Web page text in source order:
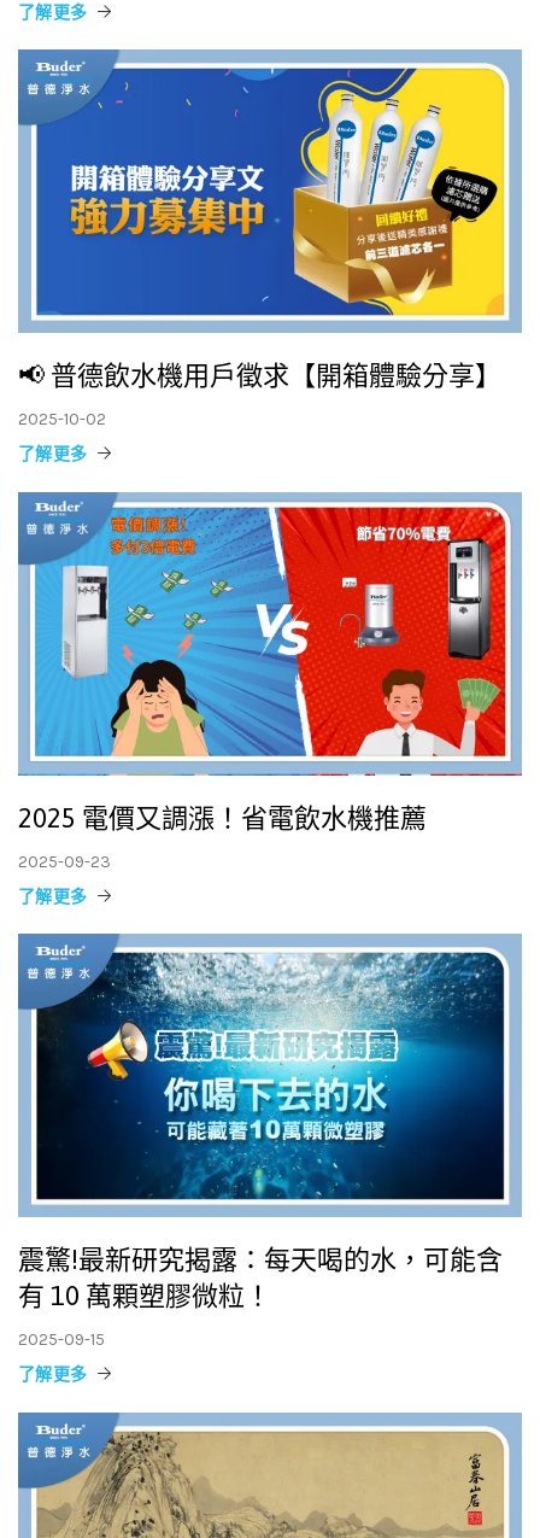
了解更多
📢 普德飲水機用戶徵求【開箱體驗分享】
2025-10-02
了解更多
2025 電價又調漲！省電飲水機推薦
2025-09-23
了解更多
震驚!最新研究揭露：每天喝的水，可能含
有 10 萬顆塑膠微粒！
2025-09-15
了解更多